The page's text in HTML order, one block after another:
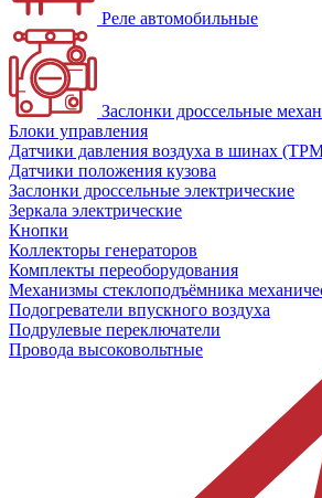
Реле автомобильные
Заслонки дроссельные
Блоки управления
Датчики давления воздуха в шинах
Датчики положения кузова
Заслонки дроссельные электрические
Зеркала электрические
Кнопки
Коллекторы генераторов
Комплекты переоборудования
Механизмы стеклоподъёмника
Подогреватели впускного воздуха
Подрулевые переключатели
Провода высоковольтные